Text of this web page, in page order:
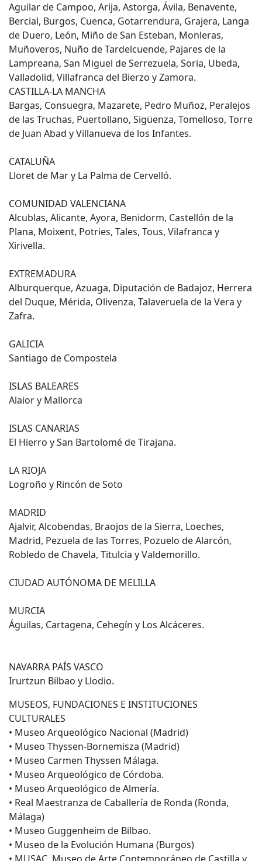
Aguilar de Campoo, Arija, Astorga, Ávila, Benavente,
Bercial, Burgos, Cuenca, Gotarrendura, Grajera, Langa
de Duero, León, Miño de San Esteban, Monleras,
Muñoveros, Nuño de Tardelcuende, Pajares de la
Lampreana, San Miguel de Serrezuela, Soria, Ubeda,
Valladolid, Villafranca del Bierzo y Zamora.
CASTILLA-LA MANCHA
Bargas, Consuegra, Mazarete, Pedro Muñoz, Peralejos
de las Truchas, Puertollano, Sigüenza, Tomelloso, Torre
de Juan Abad y Villanueva de los Infantes.
CATALUÑA
Lloret de Mar y La Palma de Cervelló.
COMUNIDAD VALENCIANA
Alcublas, Alicante, Ayora, Benidorm, Castellón de la
Plana, Moixent, Potries, Tales, Tous, Vilafranca y
Xirivella.
EXTREMADURA
Alburquerque, Azuaga, Diputación de Badajoz, Herrera
del Duque, Mérida, Olivenza, Talaveruela de la Vera y
Zafra.
GALICIA
Santiago de Compostela
ISLAS BALEARES
Alaior y Mallorca
ISLAS CANARIAS
El Hierro y San Bartolomé de Tirajana.
LA RIOJA
Logroño y Rincón de Soto
MADRID
Ajalvir, Alcobendas, Braojos de la Sierra, Loeches,
Madrid, Pezuela de las Torres, Pozuelo de Alarcón,
Robledo de Chavela, Titulcia y Valdemorillo.
CIUDAD AUTÓNOMA DE MELILLA
MURCIA
Águilas, Cartagena, Cehegín y Los Alcáceres.
NAVARRA PAÍS VASCO
Irurtzun Bilbao y Llodio.
MUSEOS, FUNDACIONES E INSTITUCIONES
CULTURALES
• Museo Arqueológico Nacional (Madrid)
• Museo Thyssen-Bornemisza (Madrid)
• Museo Carmen Thyssen Málaga.
• Museo Arqueológico de Córdoba.
• Museo Arqueológico de Almería.
• Real Maestranza de Caballería de Ronda (Ronda,
Málaga)
• Museo Guggenheim de Bilbao.
• Museo de la Evolución Humana (Burgos)